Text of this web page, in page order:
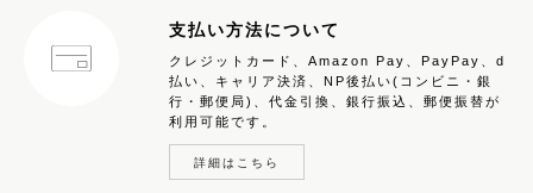
支払い方法について
クレジットカード、Amazon Pay、PayPay、d
払い、キャリア決済、NP後払い(コンビニ・銀
行・郵便局)、代金引換、銀行振込、郵便振替が
利用可能です。
詳細はこちら